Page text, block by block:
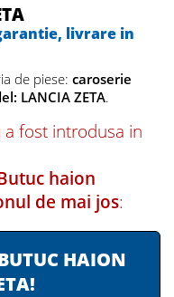
livrare in
de piese: caroserie
LANCIA ZETA.
a fost introdusa in
haion
de mai jos:
HAION